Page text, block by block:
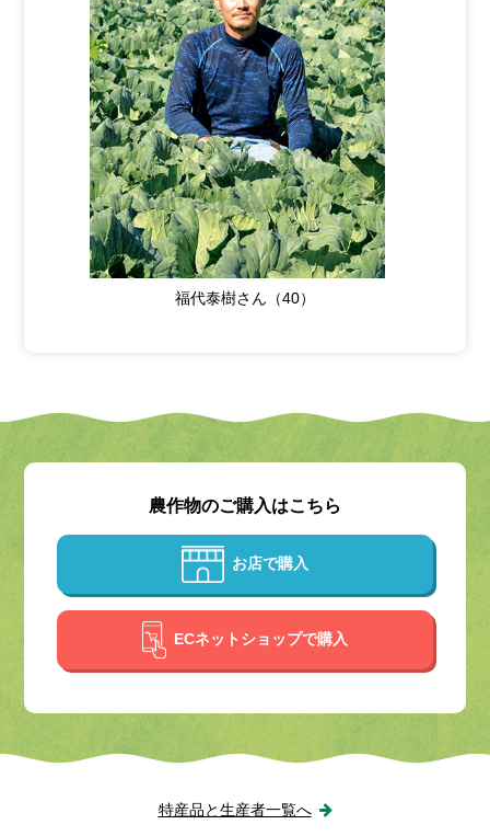
福代泰樹さん（40）
農作物のご購入はこちら
お店で購入
ECネットショップで購入
特産品と生産者一覧へ